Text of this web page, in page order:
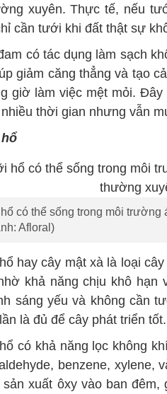
xuyên. Thực tế, nếu
cần tưới khi đất thật sự
có tác dụng làm sạch
giảm căng thẳng và tạo
giờ làm việc mệt mỏi.
thời gian nhưng vẫn
có thể sống trong môi
Afloral)
hay cây mật xà là loại
khả năng chịu khô hạn
sáng yếu và không cần
là đủ để cây phát triển tốt.
có khả năng lọc không
benzene, xylene,
sản xuất ôxy vào ban